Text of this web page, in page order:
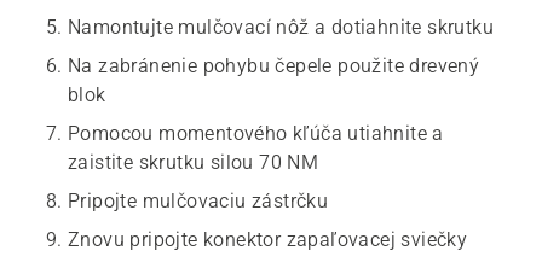
Namontujte mulčovací nôž a dotiahnite skrutku
Na zabránenie pohybu čepele použite drevený
blok
Pomocou momentového kľúča utiahnite a
zaistite skrutku silou 70 NM
Pripojte mulčovaciu zástrčku
Znovu pripojte konektor zapaľovacej sviečky